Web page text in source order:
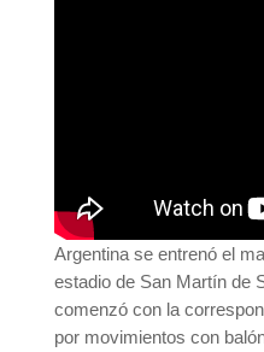
Argentina se entrenó el
estadio de San Martín de
comenzó con la
por movimientos con